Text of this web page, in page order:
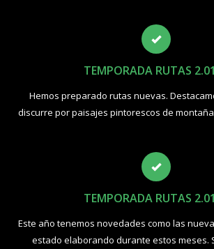
TEMPORADA RUTAS
Hemos preparado rutas nuevas.
discurre por paisajes pintorescos de
TEMPORADA RUTAS
Este año tenemos novedades como las
estado elaborando durante estos meses.